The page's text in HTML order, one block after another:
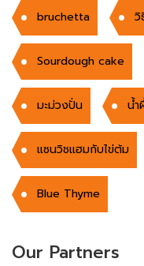
bruchetta วิ
Sourdough cake
มะม่วงปั่น น้ำ
แซนวิชแฮมกับไข่ต้ม
Blue Thyme
Our Partners